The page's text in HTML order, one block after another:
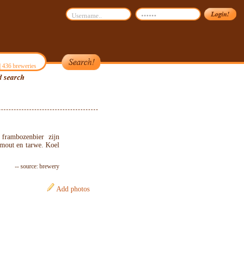
436breweries
zijn
en tarwe. Koel
-- source: brewery
Add photos